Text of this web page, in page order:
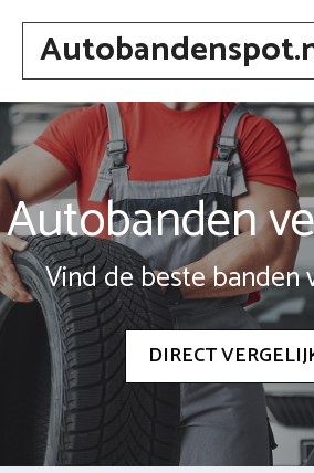
Spring
inhoud
Autobanden
Vind de beste banden
DIRECT